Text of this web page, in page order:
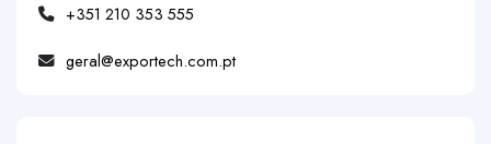
+351 210 353 555
geral@exportech.com.pt